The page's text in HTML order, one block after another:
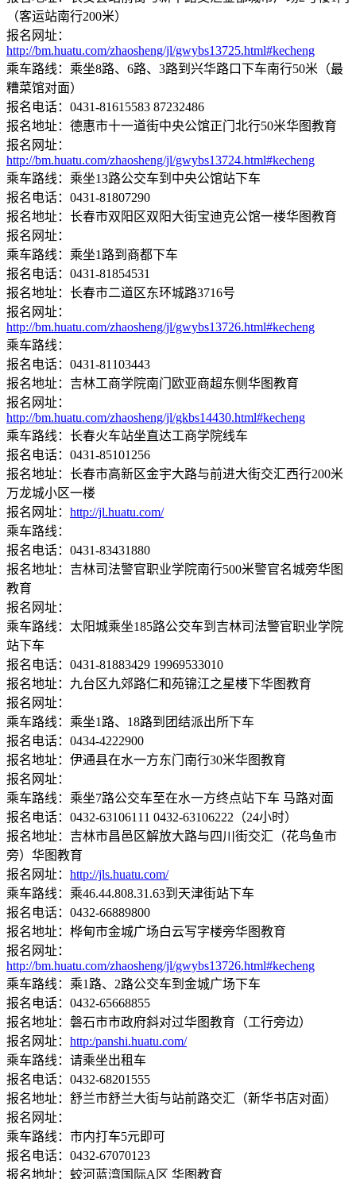
（客运站南行200米）
报名网址：
http://bm.huatu.com/zhaosheng/jl/gwybs13725.html#kecheng
乘车路线：乘坐8路、6路、3路到兴华路口下车南行50米（最
糟菜馆对面）
报名电话：0431-81615583 87232486
报名地址：德惠市十一道街中央公馆正门北行50米华图教育
报名网址：
http://bm.huatu.com/zhaosheng/jl/gwybs13724.html#kecheng
乘车路线：乘坐13路公交车到中央公馆站下车
报名电话：0431-81807290
报名地址：长春市双阳区双阳大街宝迪克公馆一楼华图教育
报名网址：
乘车路线：乘坐1路到商都下车
报名电话：0431-81854531
报名地址：长春市二道区东环城路3716号
报名网址：
http://bm.huatu.com/zhaosheng/jl/gwybs13726.html#kecheng
乘车路线：
报名电话：0431-81103443
报名地址：吉林工商学院南门欧亚商超东侧华图教育
报名网址：
http://bm.huatu.com/zhaosheng/jl/gkbs14430.html#kecheng
乘车路线：长春火车站坐直达工商学院线车
报名电话：0431-85101256
报名地址：长春市高新区金宇大路与前进大街交汇西行200米
万龙城小区一楼
报名网址： http://jl.huatu.com/
乘车路线：
报名电话：0431-83431880
报名地址：吉林司法警官职业学院南行500米警官名城旁华图
教育
报名网址：
乘车路线：太阳城乘坐185路公交车到吉林司法警官职业学院
站下车
报名电话：0431-81883429 19969533010
报名地址：九台区九郊路仁和苑锦江之星楼下华图教育
报名网址：
乘车路线：乘坐1路、18路到团结派出所下车
报名电话：0434-4222900
报名地址：伊通县在水一方东门南行30米华图教育
报名网址：
乘车路线：乘坐7路公交车至在水一方终点站下车 马路对面
报名电话：0432-63106111 0432-63106222（24小时）
报名地址：吉林市昌邑区解放大路与四川街交汇（花鸟鱼市
旁）华图教育
报名网址： http://jls.huatu.com/
乘车路线：乘46.44.808.31.63到天津街站下车
报名电话：0432-66889800
报名地址：桦甸市金城广场白云写字楼旁华图教育
报名网址：
http://bm.huatu.com/zhaosheng/jl/gwybs13726.html#kecheng
乘车路线：乘1路、2路公交车到金城广场下车
报名电话：0432-65668855
报名地址：磐石市市政府斜对过华图教育（工行旁边）
报名网址： http:/panshi.huatu.com/
乘车路线：请乘坐出租车
报名电话：0432-68201555
报名地址：舒兰市舒兰大街与站前路交汇（新华书店对面）
报名网址：
乘车路线：市内打车5元即可
报名电话：0432-67070123
报名地址：蛟河蓝湾国际A区 华图教育